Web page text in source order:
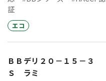
証
エコ
ＢＢデリ２０－１５－３
Ｓ ラミ